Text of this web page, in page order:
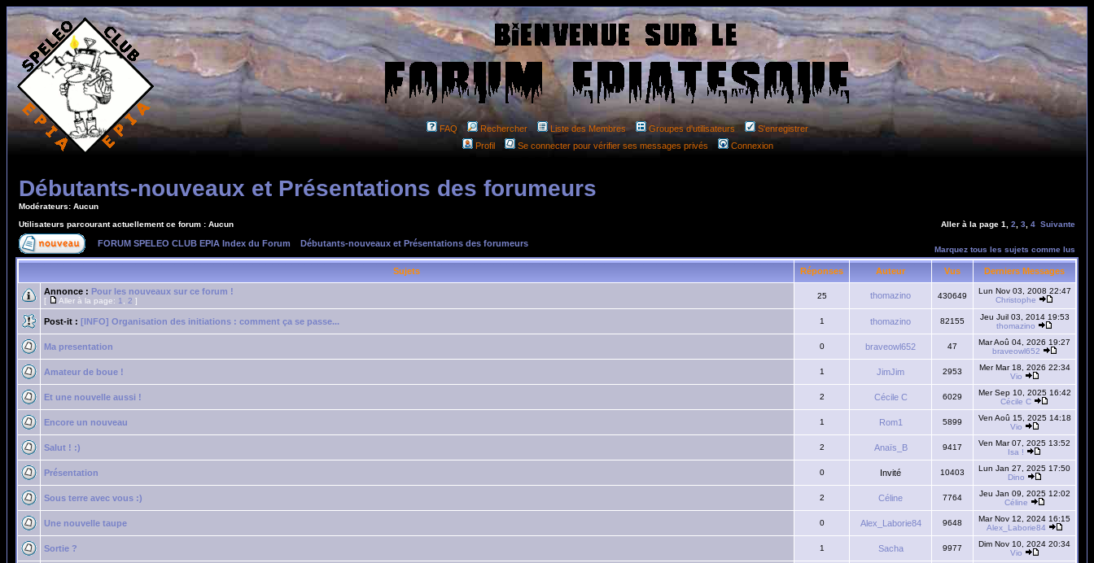
FAQ Rechercher Liste des Membres Groupes d'utilisateurs
S'enregistrer
Profil
Se connecter pour vérifier ses messages privés Connexion
Débutants-nouveaux et Présentations des forumeurs
Modérateurs: Aucun
Utilisateurs parcourant actuellement ce forum : Aucun
Aller à la page 1 2 3 4 Suivante
FORUM SPELEO CLUB EPIA Index du Forum Débutants-nouveaux et Présentations des forumeurs
Marquez tous les sujets comme lus
Sujets Réponses Auteur Vus Derniers Messages
Annonce : Pour les nouveaux sur ce forum !
[ Aller à la page: 1 2 ]
25 thomazino 430649
Lun Nov 03, 2008 22:47
Christophe
Post-it : [INFO] Organisation des initiations : comment ça se passe... 1 thomazino 82155
Jeu Juil 03, 2014 19:53
thomazino
Ma presentation 0 braveowl652 47
Mar Aoû 04, 2026 19:27
braveowl652
Amateur de boue ! 1 JimJim 2953
Mer Mar 18, 2026 22:34
Vio
Et une nouvelle aussi ! 2 Cécile C 6029
Mer Sep 10, 2025 16:42
Cécile C
Encore un nouveau 1 Rom1 5899
Ven Aoû 15, 2025 14:18
Vio
Salut ! :) 2 Anaïs_B 9417
Ven Mar 07, 2025 13:52
Isa !
Présentation 0 Invité 10403
Lun Jan 27, 2025 17:50
Dino
Sous terre avec vous :) 2 Céline 7764
Jeu Jan 09, 2025 12:02
Céline
Une nouvelle taupe 0 Alex_Laborie84 9648
Mar Nov 12, 2024 16:15
Alex_Laborie84
Sortie ? 1 Sacha 9977
Dim Nov 10, 2024 20:34
Vio